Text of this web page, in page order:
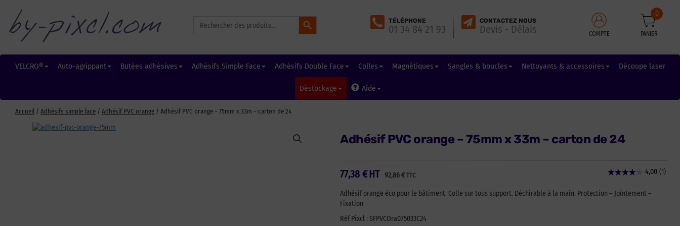
for:
Search Button
TÉLÉPHONE
01 34 84 21 93
CONTACTEZ NOUS
Devis - Délais COMPTE PANIER
0
VELCRO® Auto-agrippant Butées adhésives Adhésifs Simple Face Adhésifs Double Face Colles Magnétiques Sangles & boucles Nettoyants & accessoires Découpe laser
Déstockage Aide
Accueil / Adhésifs simple face / Adhésif PVC orange / Adhésif PVC orange – 75mm x 33m – carton de 24
Adhésif PVC orange – 75mm x 33m – carton de 24
77,38 € 92,86€ TTC
HT
Adhésif orange éco pour le bâtiment. Colle sur tous support. Déchirable à la main. Protection – Jointement –
Fixation
Réf Pixcl : SFPVCOra075033C24